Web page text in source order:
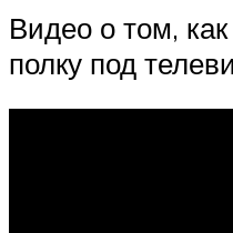
Видео о том,
полку под